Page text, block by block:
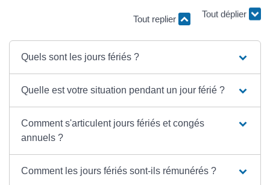
Tout replier Tout déplier
Quels sont les jours fériés ?
Quelle est votre situation pendant un jour férié ?
Comment s'articulent jours fériés et congés
annuels ?
Comment les jours fériés sont-ils rémunérés ?